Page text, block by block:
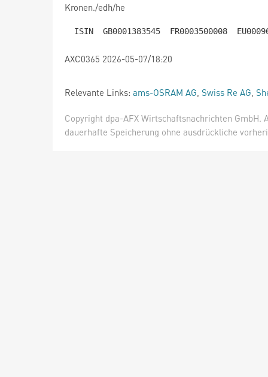
Kronen./edh/he
AXC0365 2026-05-07/18:20
Relevante Links: ams-OSRAM AG, Swiss Re AG,
Copyright dpa-AFX Wirtschaftsnachrichten
dauerhafte Speicherung ohne ausdrückliche